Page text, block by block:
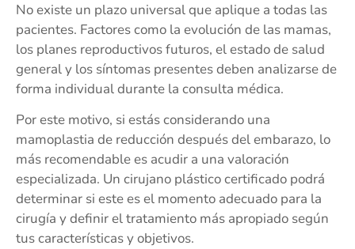
No existe un plazo universal que aplique a todas las
pacientes. Factores como la evolución de las mamas,
los planes reproductivos futuros, el estado de salud
general y los síntomas presentes deben analizarse de
forma individual durante la consulta médica.
Por este motivo, si estás considerando una
mamoplastia de reducción después del embarazo, lo
más recomendable es acudir a una valoración
especializada. Un cirujano plástico certificado podrá
determinar si este es el momento adecuado para la
cirugía y definir el tratamiento más apropiado según
tus características y objetivos.